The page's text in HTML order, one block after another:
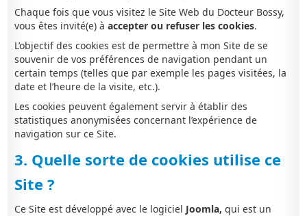
Chaque fois que vous visitez le Site Web du Docteur Bossy,
vous êtes invité(e) àaccepter ou refuser les cookies.
L’objectif des cookies est de permettre à mon Site de se
souvenir de vos préférences de navigation pendant un
certain temps (telles que par exemple les pages visitées, la
date et l’heure de la visite, etc.).
Les cookies peuvent également servir à établir des
statistiques anonymisées concernant l’expérience de
navigation sur ce Site.
3. Quelle sorte de cookies utilise ce
Site ?
Ce Site est développé avec le logiciel Joomla, qui est un